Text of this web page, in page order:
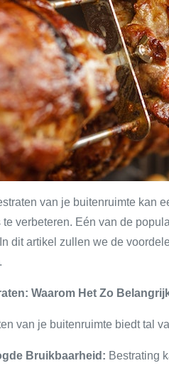
van je buitenruimte kan
te verbeteren. Eén van de
dit artikel zullen we de
Waarom Het Zo
van je buitenruimte biedt tal
Bruikbaarheid: Bestrating